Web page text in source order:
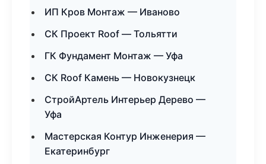
ИП Кров Монтаж — Иваново
СК Проект Roof — Тольятти
ГК Фундамент Монтаж — Уфа
СК Roof Камень — Новокузнецк
СтройАртель Интерьер Дерево —
Уфа
Мастерская Контур Инженерия —
Екатеринбург